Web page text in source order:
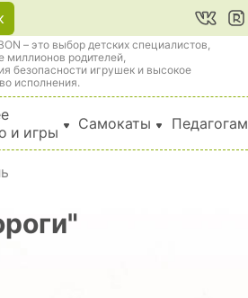
– это выбор детских специалистов,
миллионов родителей,
безопасности игрушек и высокое
исполнения.
и игры
Самокаты Педагогам